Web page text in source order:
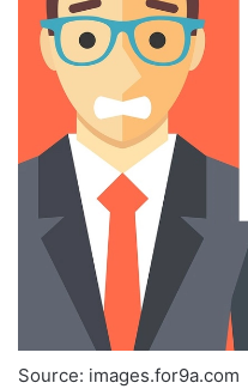
Source: images.for9a.com